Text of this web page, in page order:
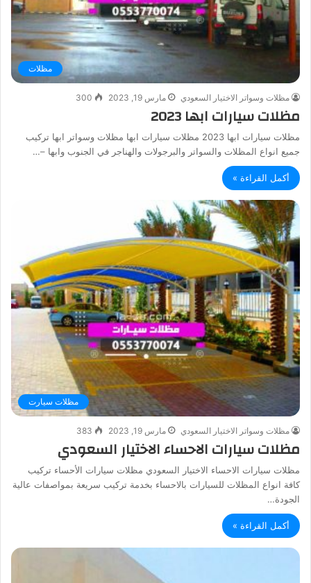
مظلات
مظلات وسواتر الاختيار السعودي مارس 19, 2023 300
مظلات سيارات ابها 2023
مظلات سيارات ابها 2023 مظلات سيارات ابها مظلات وسواتر ابها تركيب
جميع انواع المظلات والسواتر والبرجولات والهناجر في الجنوب وابها –…
أكمل القراءة »
مظلات سيارت
مظلات وسواتر الاختيار السعودي مارس 19, 2023 383
مظلات سيارات الاحساء الاختيار السعودي
مظلات سيارات الاحساء الاختيار السعودي مظلات سيارات الأحساء تركيب
كافة انواع المظلات للسيارات بالاحساء بخدمة تركيب سريعة بمواصفات عالية
الجودة…
أكمل القراءة »